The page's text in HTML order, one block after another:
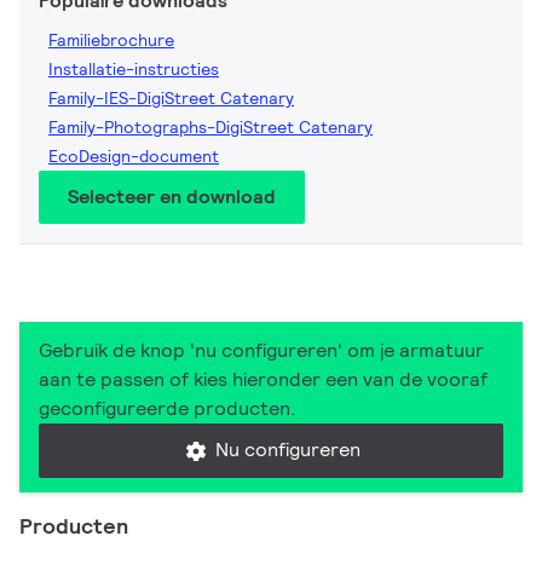
Familiebrochure
Installatie-instructies
Family-IES-DigiStreet Catenary
Family-Photographs-DigiStreet Catenary
EcoDesign-document
Selecteer en download
Gebruik de knop 'nu configureren' om je armatuur
aan te passen of kies hieronder een van de vooraf
geconfigureerde producten.
Nu configureren
Producten